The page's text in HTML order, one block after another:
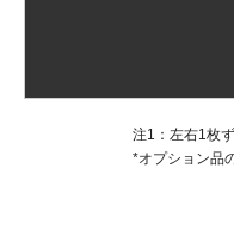
注1：左右1枚
*オプション品